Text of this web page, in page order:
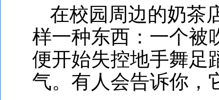
在校园周边的奶茶
样一种东西：一个被
便开始失控地手舞足
气。有人会告诉你，